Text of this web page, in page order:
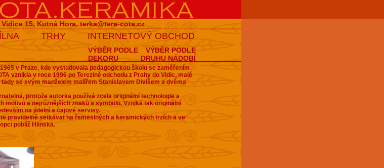
15, Kutná Hora, terka@tera-cota.cz
TRHY INTERNETOVÝ OBCHOD
VÝBĚR PODLE
DRUHU NÁDOBÍ
VÝBĚR PODLE
DEKORU
v Praze, kde vystudovala pedagogickou školu se zaměřením
vznikla v roce 1996 po Terezině odchodu z Prahy do Vidic, malé
se svým manželem malířem Stanislavem Divišem a dvěma
protože autorka používá zcela originální technologie a
motivů a nejrůznějších znaků a symbolů. Vzniká tak originální
na jídelní a čajové servisy.
pravidelně setkávat na řemeslných a keramických trzích a ve
poblíž Hlinska.